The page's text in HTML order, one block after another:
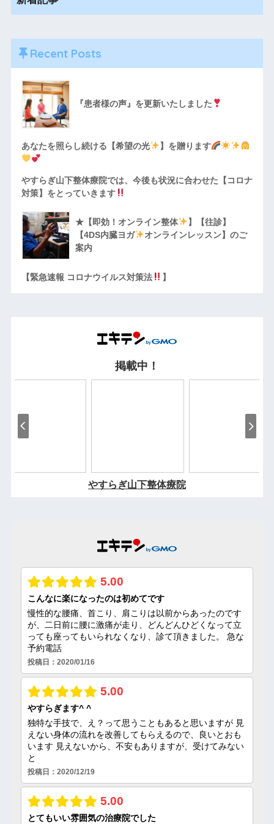
Recent Posts
『患者様の声』を更新いたしました
あなたを照らし続ける【希望の光 】を贈ります
やすらぎ山下整体療院では、今後も状況に合わせた【コロナ
対策】をとっていきます
★【即効！オンライン整体
】【往診】
【4DS内臓ヨガ
オンラインレッスン】のご
案内
【緊急速報 コロナウイルス対策法 】